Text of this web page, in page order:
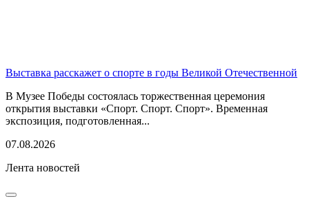
Выставка расскажет о спорте в годы Великой Отечественной
В Музее Победы состоялась торжественная церемония
открытия выставки «Спорт. Спорт. Спорт». Временная
экспозиция, подготовленная...
07.08.2026
Лента новостей